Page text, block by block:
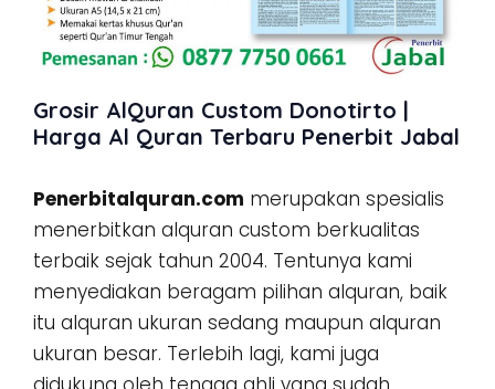
Grosir AlQuran Custom Donotirto |
Harga Al Quran Terbaru Penerbit Jabal
Penerbitalquran.com merupakan spesialis
menerbitkan alquran custom berkualitas
terbaik sejak tahun 2004. Tentunya kami
menyediakan beragam pilihan alquran, baik
itu alquran ukuran sedang maupun alquran
ukuran besar. Terlebih lagi, kami juga